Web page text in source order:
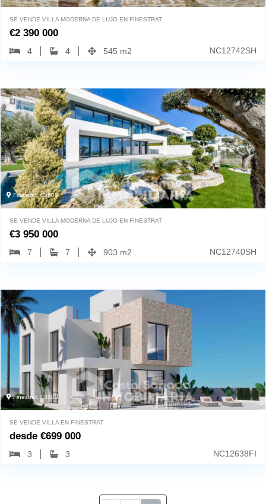
SE VENDE VILLA MODERNA DE LUJO EN FINESTRAT
€2 390 000
4 4 545 m2 NC12742SH
Finestrat, 03509
SE VENDE VILLA MODERNA DE LUJO EN FINESTRAT
€3 950 000
7 7 903 m2 NC12740SH
Finestrat, 03509
SE VENDE VILLA EN FINESTRAT
desde €699 000
3 3 NC12638FI